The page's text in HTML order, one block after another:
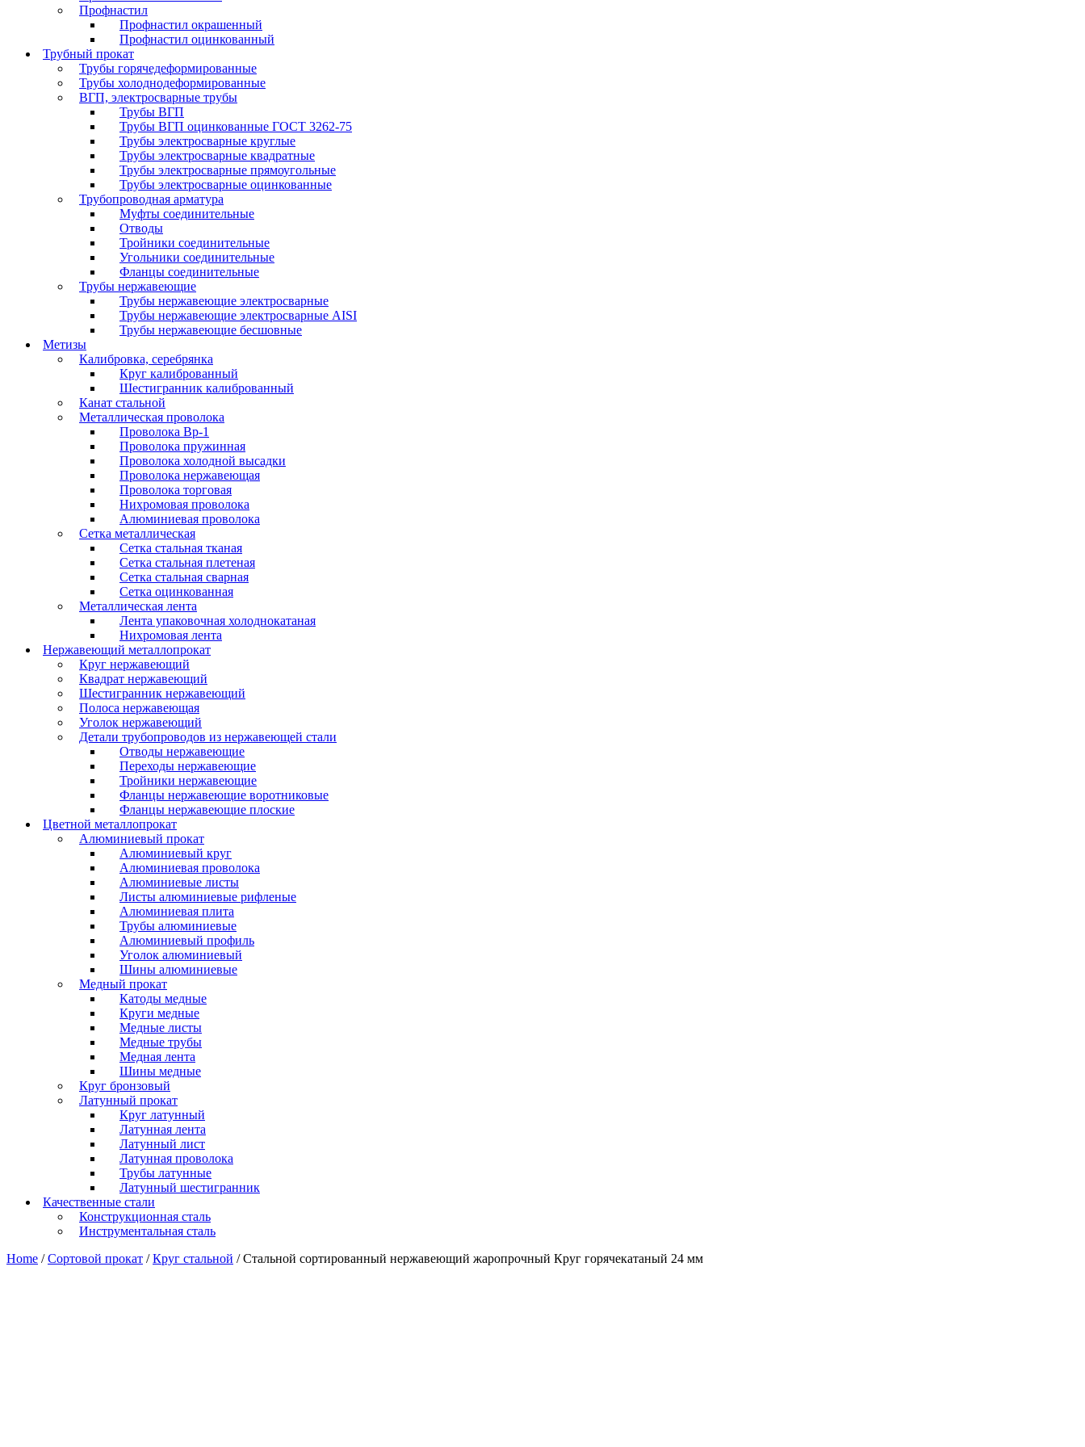
Профнастил
Профнастил окрашенный
Профнастил оцинкованный
Трубный прокат
Трубы горячедеформированные
Трубы холоднодеформированные
ВГП, электросварные трубы
Трубы ВГП
Трубы ВГП оцинкованные ГОСТ 3262-75
Трубы электросварные круглые
Трубы электросварные квадратные
Трубы электросварные прямоугольные
Трубы электросварные оцинкованные
Трубопроводная арматура
Муфты соединительные
Отводы
Тройники соединительные
Угольники соединительные
Фланцы соединительные
Трубы нержавеющие
Трубы нержавеющие электросварные
Трубы нержавеющие электросварные AISI
Трубы нержавеющие бесшовные
Метизы
Калибровка, серебрянка
Круг калиброванный
Шестигранник калиброванный
Канат стальной
Металлическая проволока
Проволока Вр-1
Проволока пружинная
Проволока холодной высадки
Проволока нержавеющая
Проволока торговая
Нихромовая проволока
Алюминиевая проволока
Сетка металлическая
Сетка стальная тканая
Сетка стальная плетеная
Сетка стальная сварная
Сетка оцинкованная
Металлическая лента
Лента упаковочная холоднокатаная
Нихромовая лента
Нержавеющий металлопрокат
Круг нержавеющий
Квадрат нержавеющий
Шестигранник нержавеющий
Полоса нержавеющая
Уголок нержавеющий
Детали трубопроводов из нержавеющей стали
Отводы нержавеющие
Переходы нержавеющие
Тройники нержавеющие
Фланцы нержавеющие воротниковые
Фланцы нержавеющие плоские
Цветной металлопрокат
Алюминиевый прокат
Алюминиевый круг
Алюминиевая проволока
Алюминиевые листы
Листы алюминиевые рифленые
Алюминиевая плита
Трубы алюминиевые
Алюминиевый профиль
Уголок алюминиевый
Шины алюминиевые
Медный прокат
Катоды медные
Круги медные
Медные листы
Медные трубы
Медная лента
Шины медные
Круг бронзовый
Латунный прокат
Круг латунный
Латунная лента
Латунный лист
Латунная проволока
Трубы латунные
Латунный шестигранник
Качественные стали
Конструкционная сталь
Инструментальная сталь
Home /Сортовой прокат /Круг стальной / Стальной сортированный нержавеющий жаропрочный Круг горячекатаный 24 мм